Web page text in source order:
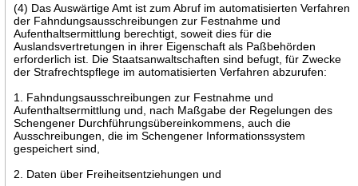
(4) Das Auswärtige Amt ist zum Abruf im automatisierten Verfahren
der Fahndungsausschreibungen zur Festnahme und
Aufenthaltsermittlung berechtigt, soweit dies für die
Auslandsvertretungen in ihrer Eigenschaft als Paßbehörden
erforderlich ist. Die Staatsanwaltschaften sind befugt, für Zwecke
der Strafrechtspflege im automatisierten Verfahren abzurufen:
1. Fahndungsausschreibungen zur Festnahme und
Aufenthaltsermittlung und, nach Maßgabe der Regelungen des
Schengener Durchführungsübereinkommens, auch die
Ausschreibungen, die im Schengener Informationssystem
gespeichert sind,
2. Daten über Freiheitsentziehungen und